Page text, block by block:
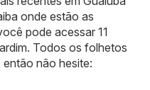
onde estão as
pode acessar 11
Todos os folhetos
não hesite: